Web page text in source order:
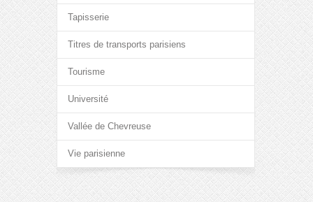
Tapisserie
Titres de transports parisiens
Tourisme
Université
Vallée de Chevreuse
Vie parisienne